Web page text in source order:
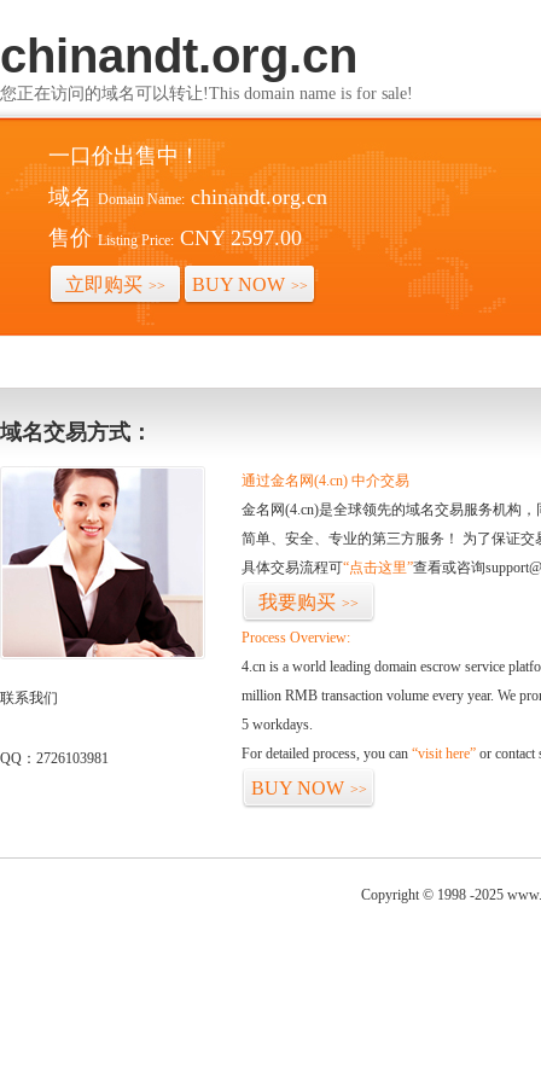
chinandt.org.cn
您正在访问的域名可以转让!This domain name is for sale!
一口价出售中！
域名 Domain Name: chinandt.org.cn
售价 Listing Price: CNY 2597.00
立即购买 >> BUY NOW >>
域名交易方式：
联系我们
QQ：2726103981
通过金名网(4.cn) 中介交易
金名网(4.cn)是全球领先的域名交易服务机构
简单、安全、专业的第三方服务！ 为了保证
具体交易流程可“点击这里”查看或咨询
我要购买 >>
Process Overview:
4.cn is a world leading domain escrow service
million RMB transaction volume every year. We
5 workdays.
For detailed process, you can “visit here” or contact
BUY NOW >>
Copyright © 1998 -2025